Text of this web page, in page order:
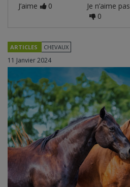
J’aime 0
Je n’aime pas
0
ARTICLES CHEVAUX
11 Janvier 2024